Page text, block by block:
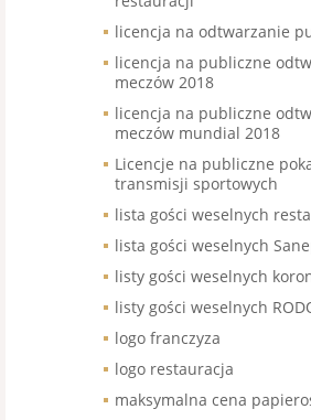
licencja na odtwarzanie
licencja na publiczne
meczów 2018
licencja na publiczne
meczów mundial 2018
Licencje na publiczne
transmisji sportowych
lista gości weselnych
lista gości weselnych
listy gości weselnych
listy gości weselnych
logo franczyza
logo restauracja
maksymalna cena